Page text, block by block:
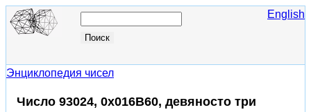
English
Энциклопедия чисел
Число 93024, 0x016B60, девяносто три